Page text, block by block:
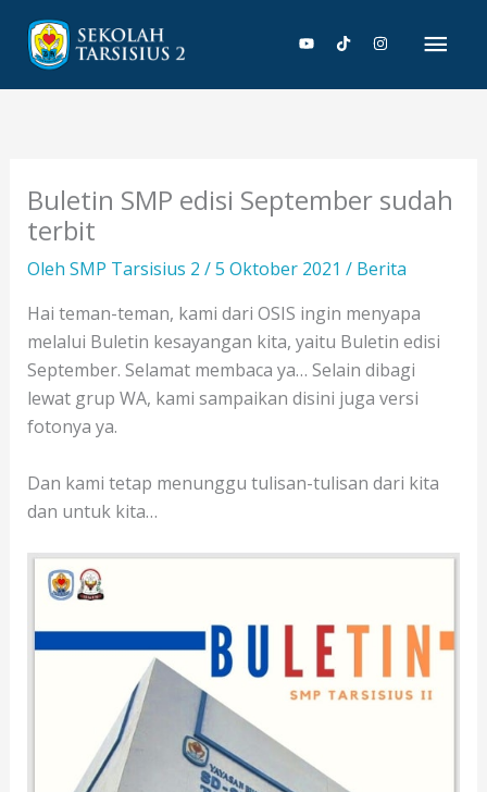
konten
Buletin SMP edisi September sudah
terbit
Oleh SMP Tarsisius 2 /5 Oktober 2021 / Berita
Hai teman-teman, kami dari OSIS ingin menyapa
melalui Buletin kesayangan kita, yaitu Buletin edisi
September. Selamat membaca ya… Selain dibagi
lewat grup WA, kami sampaikan disini juga versi
fotonya ya.
Dan kami tetap menunggu tulisan-tulisan dari kita
dan untuk kita…